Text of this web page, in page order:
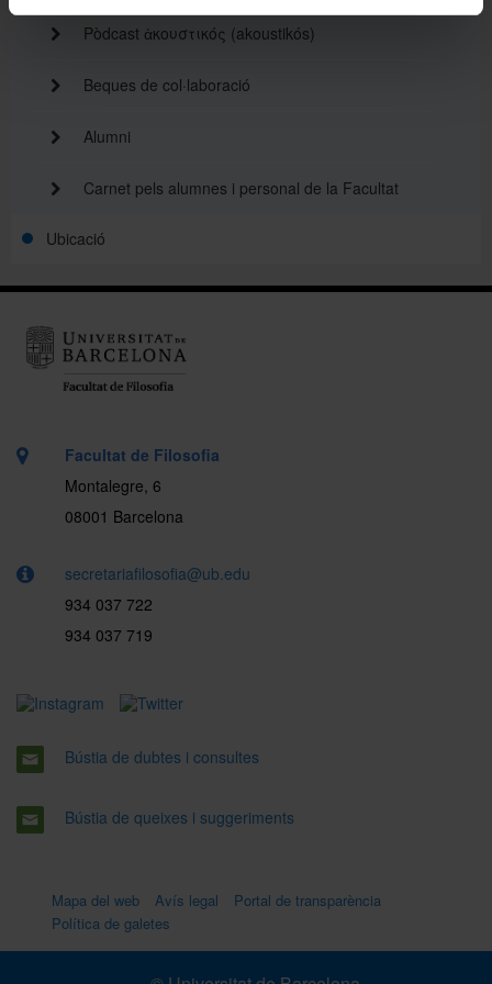
Pòdcast ἀκουστικός (akoustikós)
Beques de col·laboració
Alumni
Carnet pels alumnes i personal de la Facultat
Ubicació
Facultat de Filosofia
Montalegre, 6
08001 Barcelona
secretariafilosofia@ub.edu
934 037 722
934 037 719
Bústia de dubtes i consultes
Bústia de queixes i suggeriments
Mapa del web Avís legal
Portal de transparència
Política de galetes